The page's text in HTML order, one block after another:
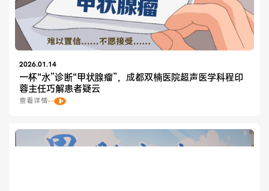
2026.01.14
一杯“水”诊断“甲状腺瘤”，成都双楠医院超声医学科程印
蓉主任巧解患者疑云
查看详情